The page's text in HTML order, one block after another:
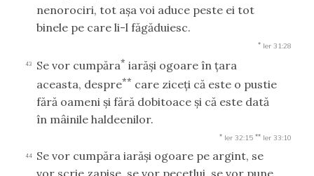
nenorociri, tot aşa voi aduce peste ei tot
binele pe care li-l făgăduiesc.
* Ier 31:28
43 Se vor cumpăra* iarăşi ogoare în ţara
aceasta, despre** care ziceţi că este o pustie
fără oameni şi fără dobitoace şi că este dată
în mâinile haldeenilor.
* Ier 32:15 ** Ier 33:10
44
Se vor cumpăra iarăşi ogoare pe argint, se